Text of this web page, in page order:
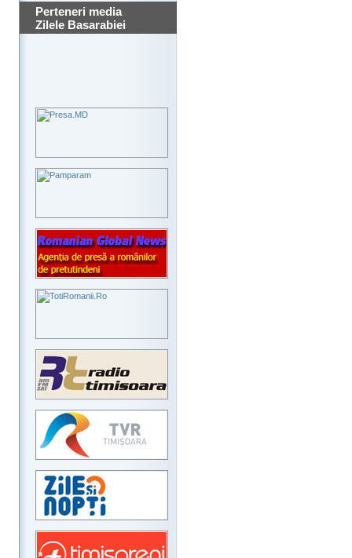
Perteneri media
Zilele Basarabiei